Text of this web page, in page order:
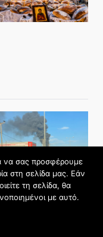
να σας προσφέρουμε
στη σελίδα μας. Εάν
τη σελίδα, θα
με αυτό.